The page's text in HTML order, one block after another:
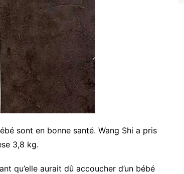
sont en bonne santé. Wang Shi a pris
3,8 kg.
qu’elle aurait dû accoucher d’un bébé